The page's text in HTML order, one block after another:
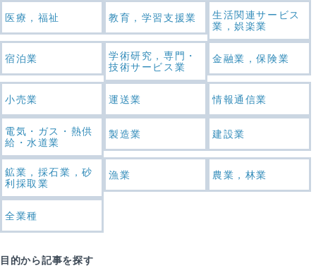
医療，福祉 教育，学習支援業
生活関連サービス
業，娯楽業
宿泊業
学術研究，専門・
技術サービス業
金融業，保険業
小売業 運送業 情報通信業
電気・ガス・熱供
給・水道業
製造業 建設業
鉱業，採石業，砂
利採取業
漁業 農業，林業
全業種
目的から記事を探す